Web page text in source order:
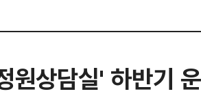
원상담실' 하반기